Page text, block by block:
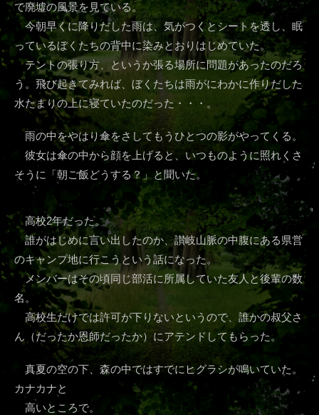
で廃墟の風景を見ている。
今朝早くに降りだした雨は、気がつくとシートを透し、眠
っているぼくたちの背中に染みとおりはじめていた。
テントの張り方、というか張る場所に問題があったのだろ
う。飛び起きてみれば、ぼくたちは雨がにわかに作りだした
水たまりの上に寝ていたのだった・・・。
雨の中をやはり傘をさしてもうひとつの影がやってくる。
彼女は傘の中から顔を上げると、いつものように照れくさ
そうに「朝ご飯どうする？」と聞いた。
高校2年だった。
誰がはじめに言い出したのか、讃岐山脈の中腹にある県営
のキャンプ地に行こうという話になった。
メンバーはその頃同じ部活に所属していた友人と後輩の数
名。
高校生だけでは許可が下りないというので、誰かの叔父さ
ん（だったか恩師だったか）にアテンドしてもらった。
真夏の空の下、森の中ではすでにヒグラシが鳴いていた。
カナカナと
高いところで。